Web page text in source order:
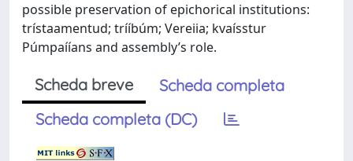
possible preservation of epichorical institutions:
trístaamentud; trííbúm; Vereiia; kvaísstur
Púmpaííans and assembly’s role.
Scheda breve
Scheda completa
Scheda completa (DC)